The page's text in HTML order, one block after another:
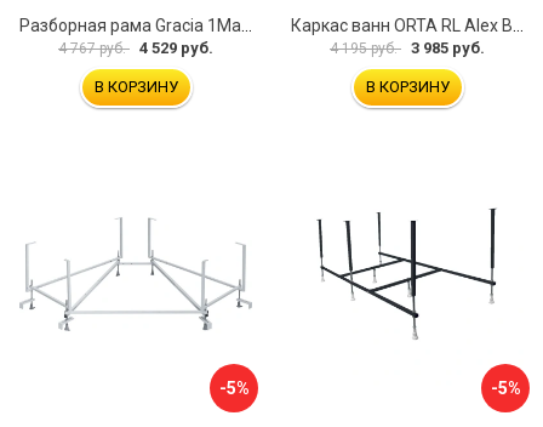
Разборная рама Gracia 1Marka 170 03гр1710
4 767 руб. 4 529 руб.
В КОРЗИНУ
Каркас ванн ORTA RL Alex Baitler KSO15
4 195 руб. 3 985 руб.
В КОРЗИНУ
-5% -5%